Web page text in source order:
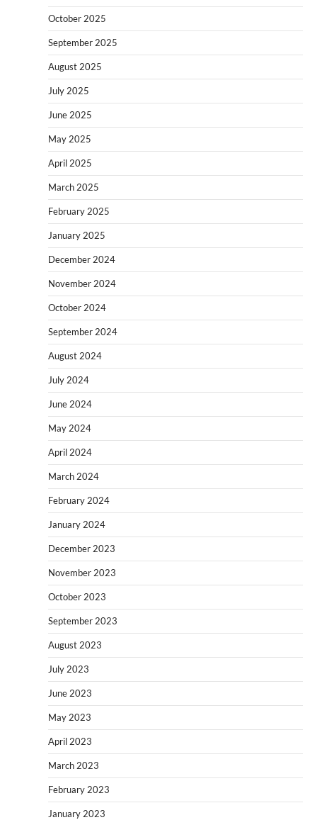
October 2025
September 2025
August 2025
July 2025
June 2025
May 2025
April 2025
March 2025
February 2025
January 2025
December 2024
November 2024
October 2024
September 2024
August 2024
July 2024
June 2024
May 2024
April 2024
March 2024
February 2024
January 2024
December 2023
November 2023
October 2023
September 2023
August 2023
July 2023
June 2023
May 2023
April 2023
March 2023
February 2023
January 2023